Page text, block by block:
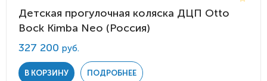
Детская прогулочная коляска ДЦП Otto
Bock Kimba Neo (Россия)
327 200 руб.
В КОРЗИНУ ПОДРОБНЕЕ